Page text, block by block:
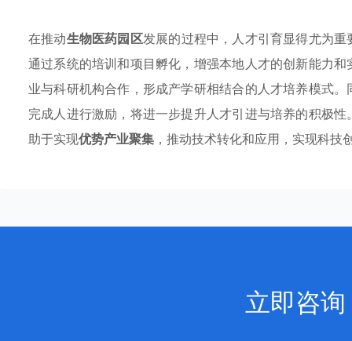
在推动生物医药园区发展的过程中，人才引育显得尤为
通过系统的培训和项目孵化，增强本地人才的创新能力
业与科研机构合作，形成产学研相结合的人才培养模式
完成人进行激励，将进一步提升人才引进与培养的积极
助于实现优势产业聚集 ，推动技术转化和应用，实现科
立即咨